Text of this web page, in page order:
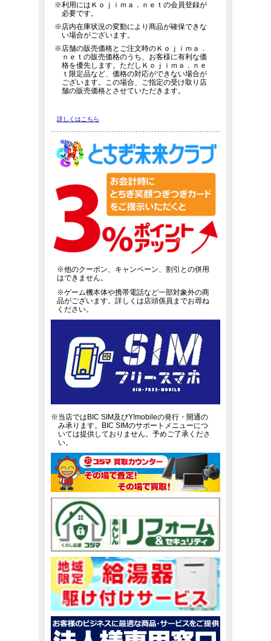
※利用にはＫｏｊｉｍａ．ｎｅｔの会員登録が
必要です。
※店内在庫状況の変動により商品が確保できな
い場合がございます。
※店舗の販売価格とご注文時のＫｏｊｉｍａ．
ｎｅｔの販売価格のうち、お客様に有利な価
格を優先します。ただしＫｏｊｉｍａ．ｎｅ
ｔ限定品など、価格の対応ができない場合が
ございます。この場合、ご指定の受け取り店
舗の販売価格とさせていただきます。
詳しくはこちら
※他のクーポン、キャンペーン、割引との併用
はできません。
※ゲーム機本体や携帯電話など一部対象外の商
品がございます。詳しくは店頭係員までお尋ね
ください。
※当店ではBIC SIM及びY!mobileの発行・開通の
み承ります。BIC SIMのサポートメニューにつ
いては提供しておりません。予めご了承くださ
い。